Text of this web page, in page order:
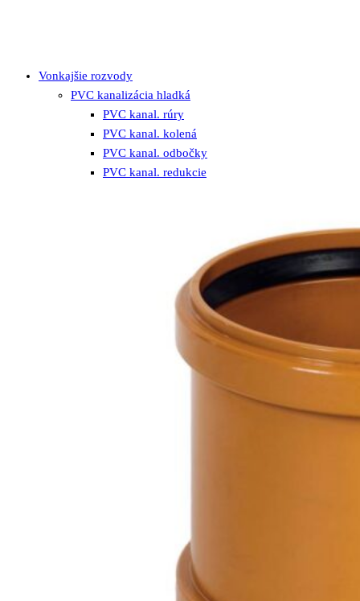
Vonkajšie rozvody
PVC kanalizácia hladká
PVC kanal. rúry
PVC kanal. kolená
PVC kanal. odbočky
PVC kanal. redukcie